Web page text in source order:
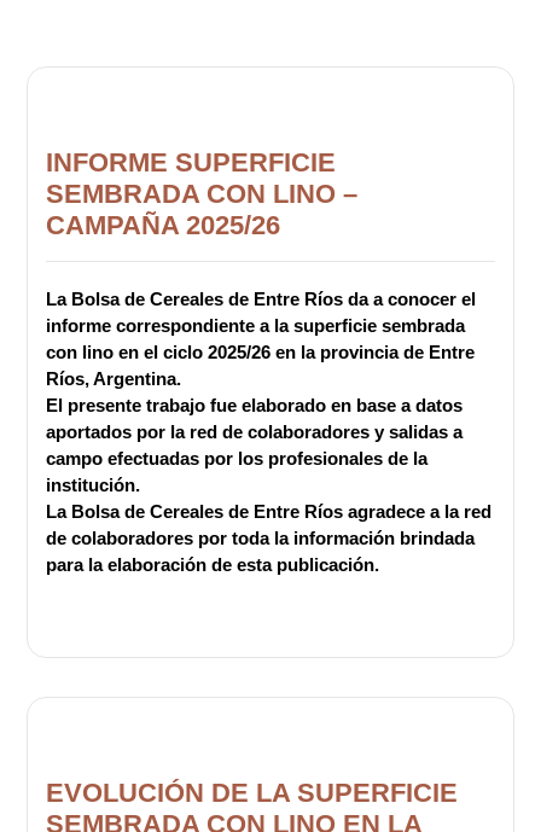
INFORME SUPERFICIE
SEMBRADA CON LINO –
CAMPAÑA 2025/26
La Bolsa de Cereales de Entre Ríos da a conocer el
informe correspondiente a la superficie sembrada
con lino en el ciclo 2025/26 en la provincia de Entre
Ríos, Argentina.
El presente trabajo fue elaborado en base a datos
aportados por la red de colaboradores y salidas a
campo efectuadas por los profesionales de la
institución.
La Bolsa de Cereales de Entre Ríos agradece a la red
de colaboradores por toda la información brindada
para la elaboración de esta publicación.
EVOLUCIÓN DE LA SUPERFICIE
SEMBRADA CON LINO EN LA